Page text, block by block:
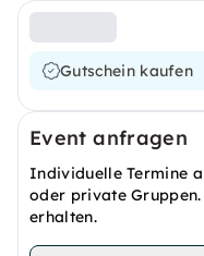
Gutschein kaufen
Event anfragen
Individuelle Termine
oder private
erhalten.